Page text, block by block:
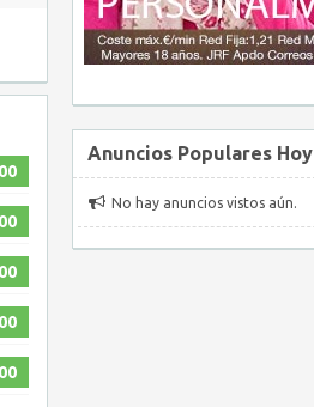
Anuncios Populares Hoy
No hay anuncios vistos aún.